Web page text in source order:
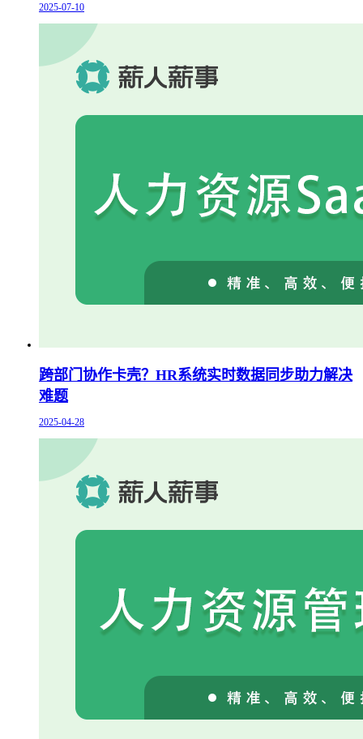
2025-07-10
跨部门协作卡壳？HR系统实时数据同步助力解决
难题
2025-04-28